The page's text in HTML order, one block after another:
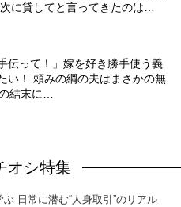
に貸してと言ってきたのは…
伝って！」嫁を好き勝手使う義
い！ 頼みの綱の夫はまさかの無
結末に…
オシ特集
日常に潜む“人身取引”のリアル